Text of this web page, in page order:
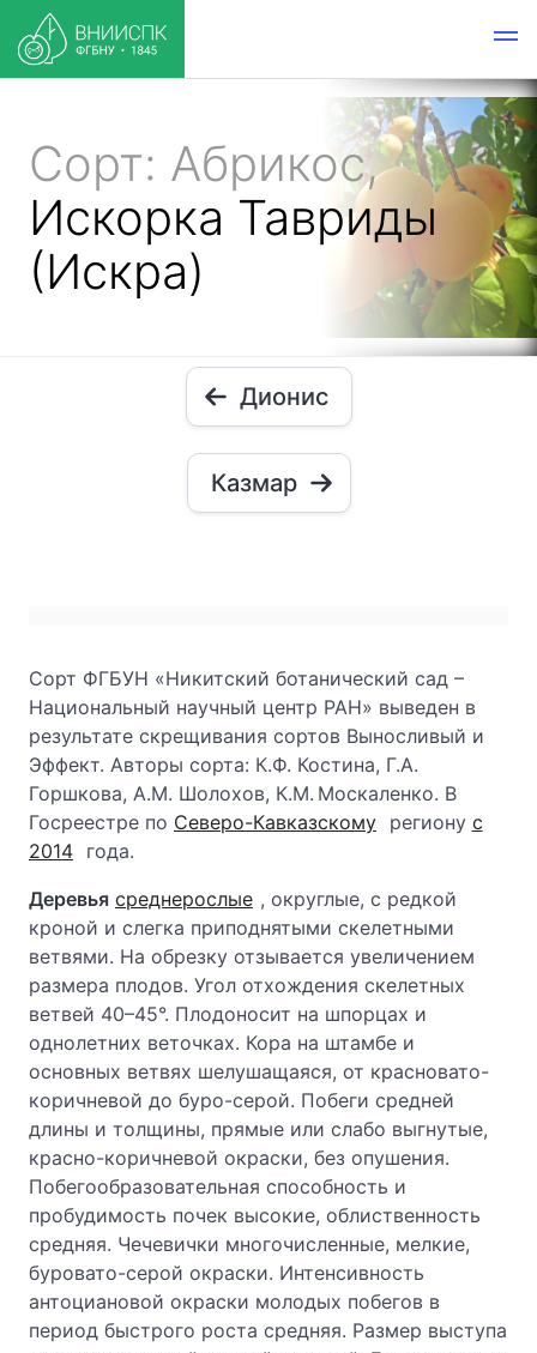
Сорт: Абрикос,
Искорка Тавриды
(Искра)
Дионис
Казмар
Сорт ФГБУН «Никитский ботанический сад –
Национальный научный центр РАН» выведен в
результате скрещивания сортов Выносливый и
Эффект. Авторы сорта: К.Ф. Костина, Г.А.
Горшкова, А.М. Шолохов, К.М. Москаленко. В
Госреестре по Северо-Кавказскому региону с
2014 года.
Деревья среднерослые , округлые, с редкой
кроной и слегка приподнятыми скелетными
ветвями. На обрезку отзывается увеличением
размера плодов. Угол отхождения скелетных
ветвей 40–45°. Плодоносит на шпорцах и
однолетних веточках. Кора на штамбе и
основных ветвях шелушащаяся, от красновато-
коричневой до буро-серой. Побеги средней
длины и толщины, прямые или слабо выгнутые,
красно-коричневой окраски, без опушения.
Побегообразовательная способность и
пробудимость почек высокие, облиственность
средняя. Чечевички многочисленные, мелкие,
буровато-серой окраски. Интенсивность
антоциановой окраски молодых побегов в
период быстрого роста средняя. Размер выступа